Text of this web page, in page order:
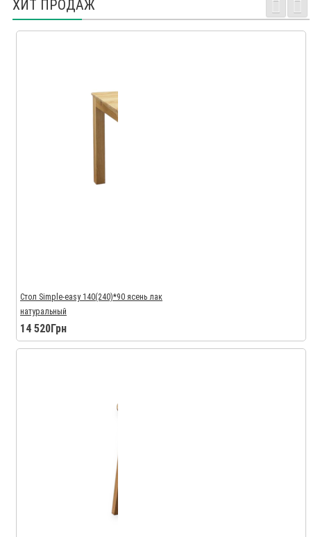
ХИТ ПРОДАЖ
Стол Simple-easy 140(240)*90 ясень лак
натуральный
14 520Грн